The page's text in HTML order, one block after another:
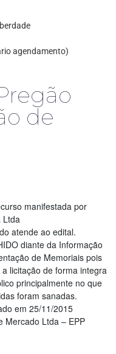
agendamento)
de
manifestada por
Ltda
atende ao edital.
diante da Informação
de Memoriais pois
licitação de forma integra
principalmente no que
foram sanadas.
em 25/11/2015
Mercado Ltda – EPP